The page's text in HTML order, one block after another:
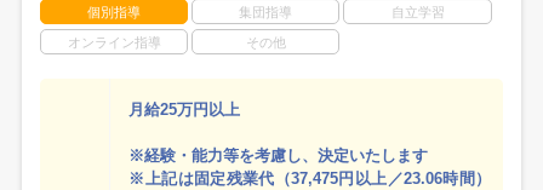
個別指導 集団指導 自立学習
オンライン指導 その他
月給25万円以上
※経験・能力等を考慮し、決定いたします
※上記は固定残業代（37,475円以上／23.06時間）